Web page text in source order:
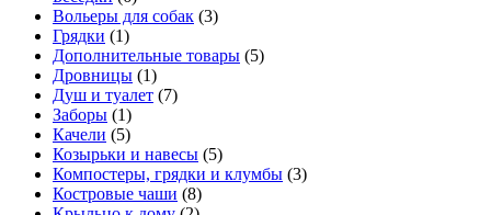
Вольеры для собак (3)
Грядки (1)
Дополнительные товары (5)
Дровницы (1)
Душ и туалет (7)
Заборы (1)
Качели (5)
Козырьки и навесы (5)
Компостеры, грядки и клумбы (3)
Костровые чаши (8)